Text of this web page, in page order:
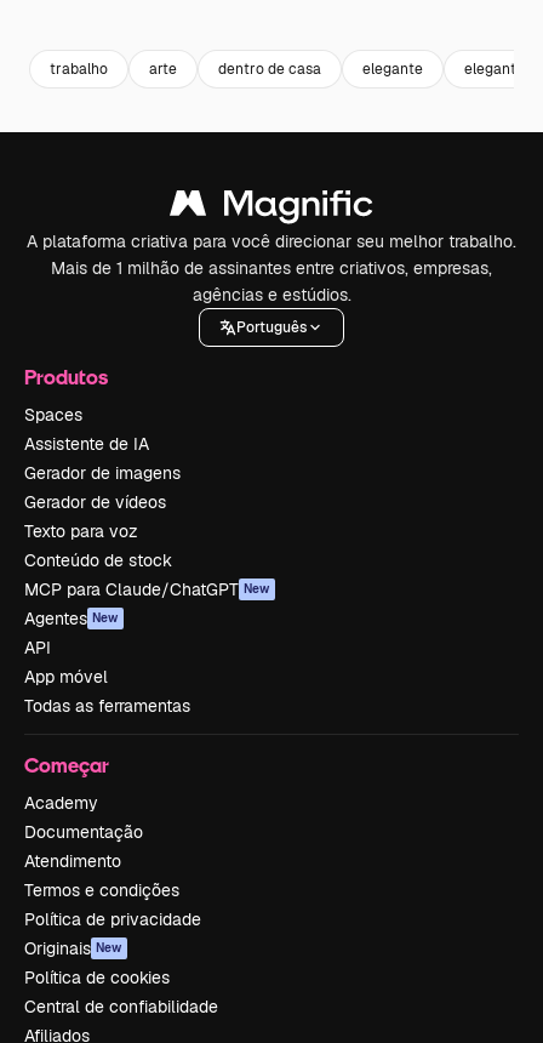
trabalho arte dentro de casa elegante elegante
A plataforma criativa para você direcionar seu melhor trabalho.
Mais de 1 milhão de assinantes entre criativos, empresas,
agências e estúdios.
Português
Produtos
Spaces
Assistente de IA
Gerador de imagens
Gerador de vídeos
Texto para voz
Conteúdo de stock
MCP para Claude/ChatGPT New
Agentes New
API
App móvel
Todas as ferramentas
Começar
Academy
Documentação
Atendimento
Termos e condições
Política de privacidade
Originais New
Política de cookies
Central de confiabilidade
Afiliados